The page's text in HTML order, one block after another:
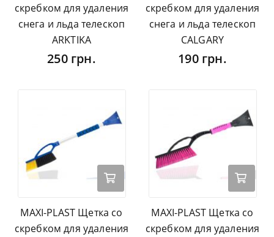
скребком для удаления
снега и льда телескоп
ARKTIKA
250 грн.
скребком для удаления
снега и льда телескоп
CALGARY
190 грн.
MAXI-PLAST Щетка со
скребком для удаления
MAXI-PLAST Щетка со
скребком для удаления